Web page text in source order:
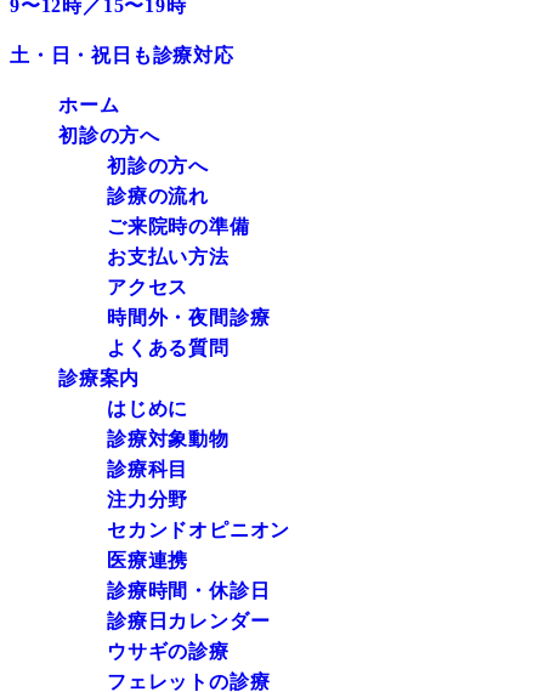
9〜12時／15〜19時
土・日・祝日も診療対応
ホーム
初診の方へ
初診の方へ
診療の流れ
ご来院時の準備
お支払い方法
アクセス
時間外・夜間診療
よくある質問
診療案内
はじめに
診療対象動物
診療科目
注力分野
セカンドオピニオン
医療連携
診療時間・休診日
診療日カレンダー
ウサギの診療
フェレットの診療